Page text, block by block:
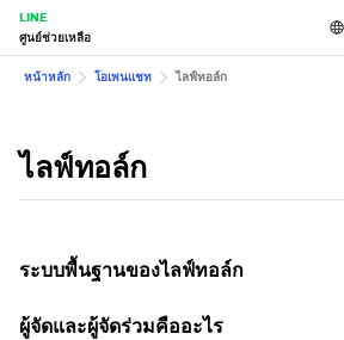
LINE
ศูนย์ช่วยเหลือ
หน้าหลัก โอเพนแชท ไลฟ์ทอล์ก
ไลฟ์ทอล์ก
ระบบพื้นฐานของไลฟ์ทอล์ก
ผู้จัดและผู้จัดร่วมคืออะไร